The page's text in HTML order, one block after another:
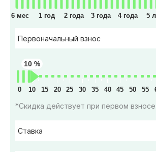
6 мес 1 год 2 года 3 года 4 года 5
Первоначальный взнос
10 %
0 10 15 20 25 30 35 40 45 50 55
*Скидка действует при первом взносе
Ставка